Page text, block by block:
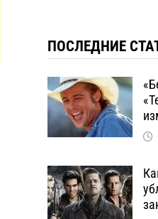
ПОСЛЕДНИЕ